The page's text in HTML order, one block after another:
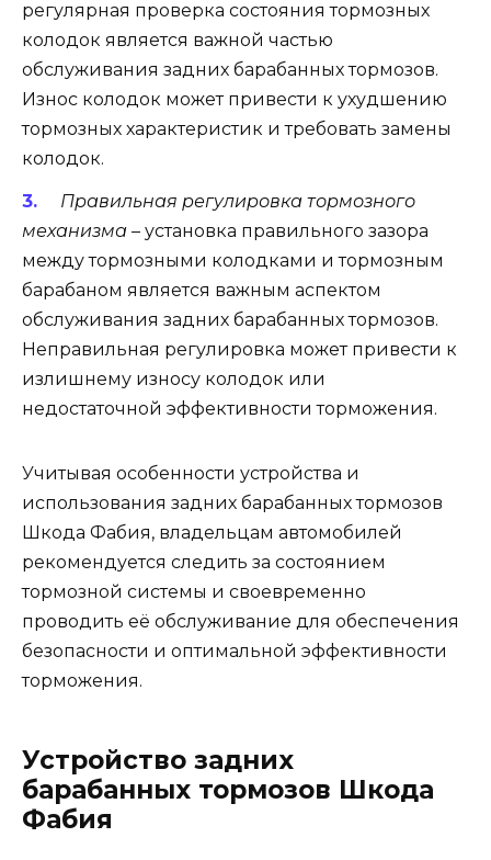
регулярная проверка состояния тормозных
колодок является важной частью
обслуживания задних барабанных тормозов.
Износ колодок может привести к ухудшению
тормозных характеристик и требовать замены
колодок.
Правильная регулировка тормозного
механизма – установка правильного зазора
между тормозными колодками и тормозным
барабаном является важным аспектом
обслуживания задних барабанных тормозов.
Неправильная регулировка может привести к
излишнему износу колодок или
недостаточной эффективности торможения.
Учитывая особенности устройства и
использования задних барабанных тормозов
Шкода Фабия, владельцам автомобилей
рекомендуется следить за состоянием
тормозной системы и своевременно
проводить её обслуживание для обеспечения
безопасности и оптимальной эффективности
торможения.
Устройство задних
барабанных тормозов Шкода
Фабия